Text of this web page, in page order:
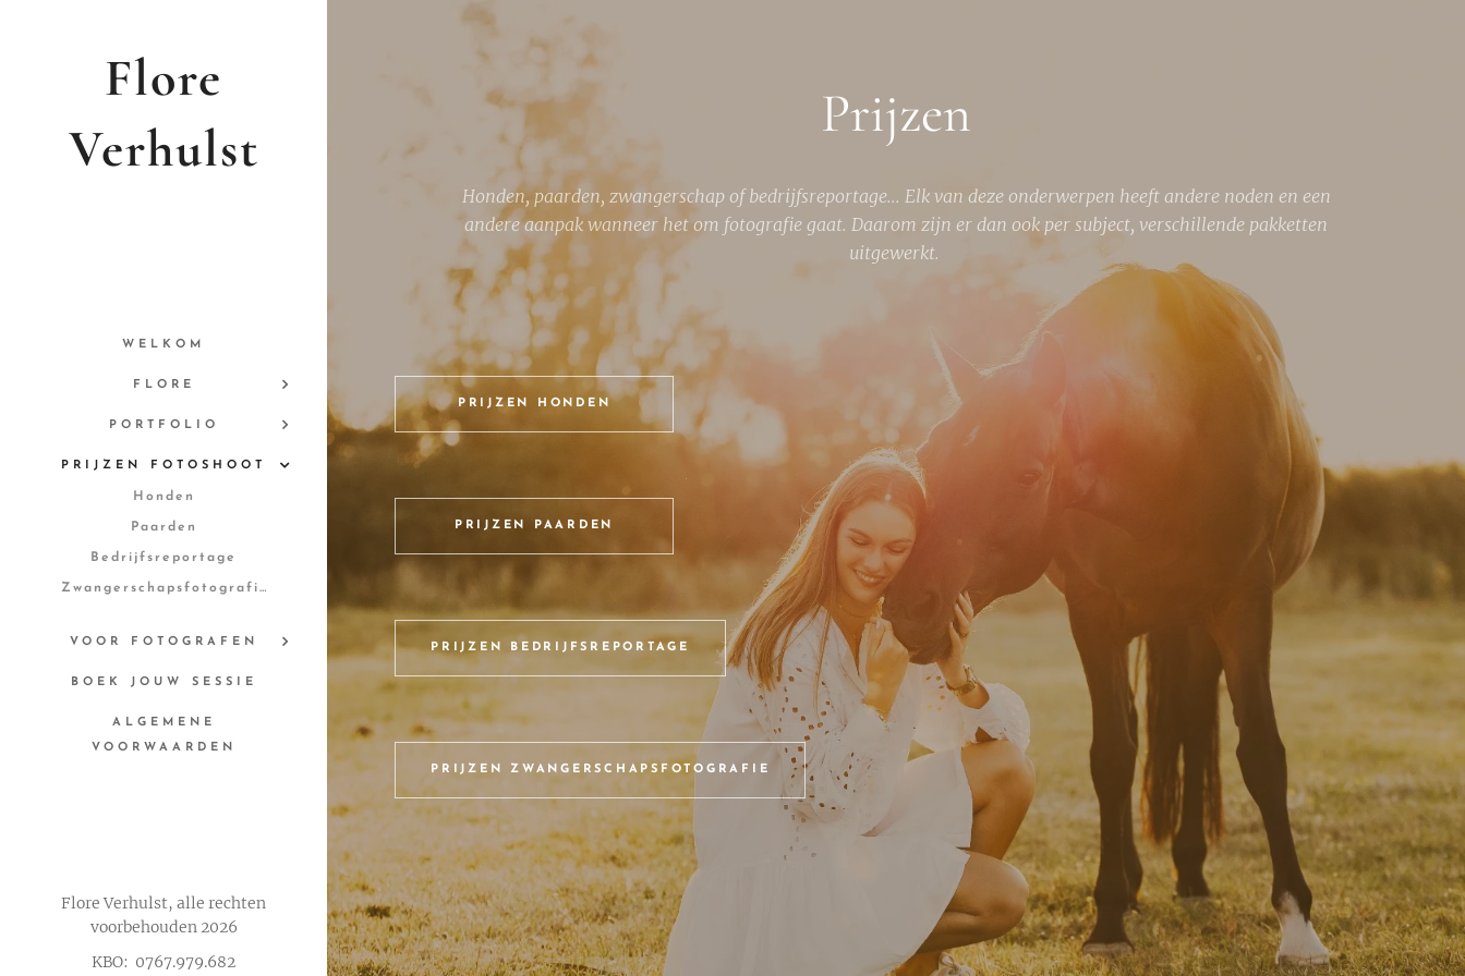
Flore
Verhulst
WELKOM
FLORE
PORTFOLIO
PRIJZEN FOTOSHOOT
Honden
Paarden
Bedrijfsreportage
Zwangerschapsfotografie
VOOR FOTOGRAFEN
BOEK JOUW SESSIE
ALGEMENE
VOORWAARDEN
Prijzen
Honden, paarden, zwangerschap of bedrijfsreportage... Elk van deze onderwerpen heeft andere noden en een
andere aanpak wanneer het om fotografie gaat. Daarom zijn er dan ook per subject, verschillende pakketten
uitgewerkt.
PRIJZEN HONDEN
PRIJZEN PAARDEN
PRIJZEN BEDRIJFSREPORTAGE
PRIJZEN ZWANGERSCHAPSFOTOGRAFIE
Flore Verhulst, alle rechten
voorbehouden 2026
KBO: 0767.979.682